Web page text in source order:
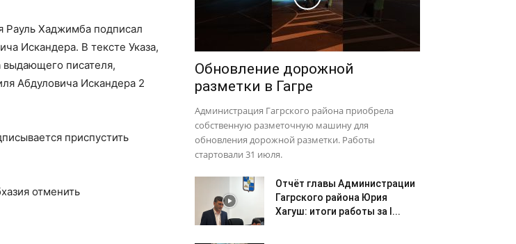
Рауль Хаджимба подписал
Искандера. В тексте Указа,
выдающего писателя,
Абдуловича Искандера 2
приспустить
отменить
Обновление дорожной
разметки в Гагре
Администрация Гагрского района приобрела
собственную разметочную машину для
обновления дорожной разметки. Работы
стартовали 31 июля.
Отчёт главы Администрации
Гагрского района Юрия
Хагуш: итоги работы за I...